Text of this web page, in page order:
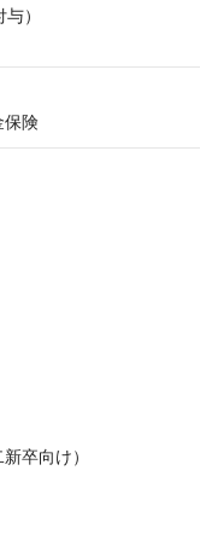
）
保険
卒向け）